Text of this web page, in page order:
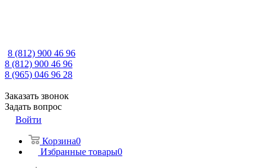
8 (812) 900 46 96
8 (812) 900 46 96
8 (965) 046 96 28
Заказать звонок
Задать вопрос
Войти
Корзина0
Избранные товары0